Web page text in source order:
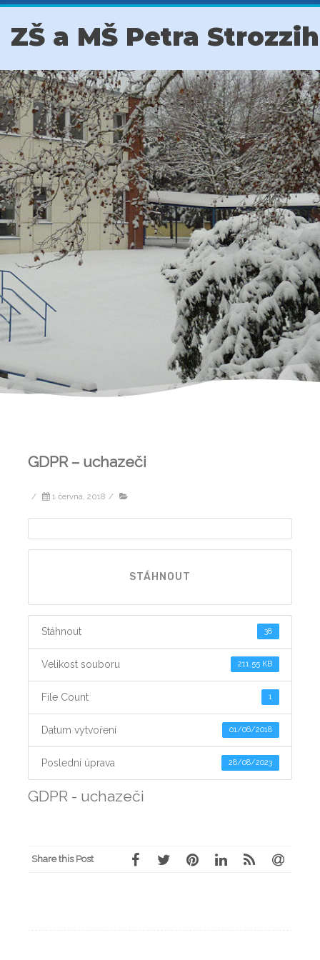
ZŠ a MŠ Petra
GDPR – uchazeči
/ 1 června, 2018 /
STÁHNOUT
Stáhnout 38
Velikost souboru 211.55 KB
File Count 1
Datum vytvoření 01/06/2018
Poslední úprava 28/08/2023
GDPR - uchazeči
Share this Post